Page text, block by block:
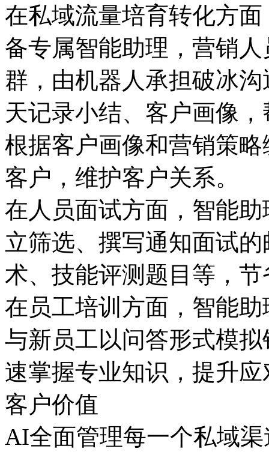
在私域流量培育转化方面
备专属智能助理，营
群，由机器人承担破冰沟
天记录小结、客户画像
根据客户画像和营销策略
客户，维护客户关系。
在人员面试方面，智
立筛选、撰写通知面试
术、技能评测题目等
在员工培训方面，智能
与新员工以问答形式模拟
速掌握专业知识，提升
客户价值
AI全面管理每一个私域渠